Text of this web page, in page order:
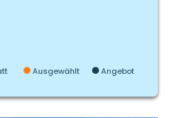
Ausgewählt Angebot